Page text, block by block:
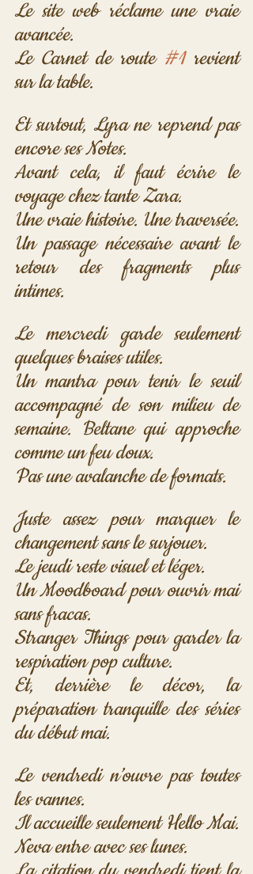
Le site web réclame une vraie
avancée.
Le Carnet de route #1 revient
sur la table.
Et surtout, Lyra ne reprend pas
encore ses Notes.
Avant cela, il faut écrire le
voyage chez tante Zara.
Un passage nécessaire avant le
retour des fragments plus
intimes.
Le mercredi garde seulement
quelques braises utiles.
Un mantra pour tenir le seuil
accompagné de son milieu de
semaine. Beltane qui approche
comme un feu doux.
Pas une avalanche de formats.
Juste assez pour marquer le
changement sans le surjouer.
Le jeudi reste visuel et léger.
Un Moodboard pour ouvrir mai
sans fracas.
Stranger Things pour garder la
respiration pop culture.
Et, derrière le décor, la
préparation tranquille des séries
du début mai.
Le vendredi n’ouvre pas toutes
les vannes.
Neva entre avec ses lunes.